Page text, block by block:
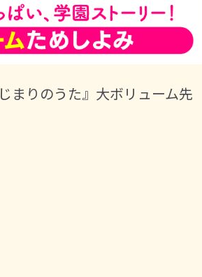
まりのうた』大ボリューム先